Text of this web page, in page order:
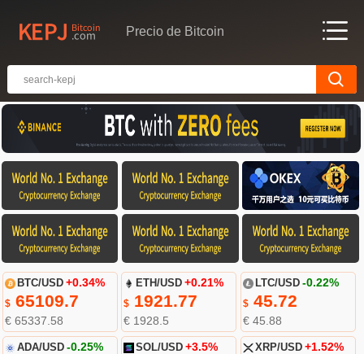
Precio de Bitcoin
BTC/USD +0.34%
$65109.7
€ 65337.58
ETH/USD +0.21%
$ 1921.77
€ 1928.5
LTC/USD -0.22%
$45.72
€ 45.88
ADA/USD -0.25% SOL/USD +3.5% XRP/USD +1.52%